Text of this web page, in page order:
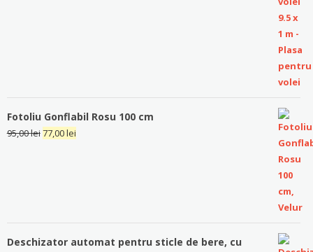
Fotoliu Gonflabil Rosu 100 cm
95,00lei77,00lei
Deschizator automat pentru sticle de bere, cu